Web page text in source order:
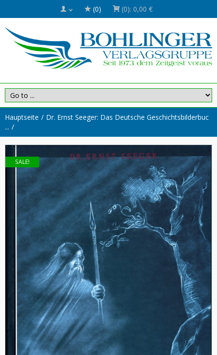
(0) (0): 0,00 €
Hauptseite
Dr. Ernst Seeger: Das Deutsche Geschichtsbilderbuc
...
SALE!